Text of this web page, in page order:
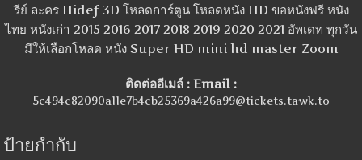
รีย์ ละคร Hidef 3D โหลดการ์ตูน โหลดหนัง HD ขอหนังฟรี หนัง
ไทย หนังเก่า 2015 2016 2017 2018 2019 2020 2021 อัพเดท ทุกวัน
มีให้เลือกโหลด หนัง Super HD mini hd master Zoom
ติดต่ออีเมล์ : Email :
5c494c82090a11e7b4cb25369a426a99@tickets.tawk.to
ป้ายกำกับ